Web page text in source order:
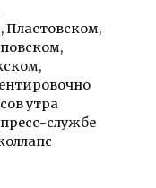
Пластовском,
утра
службе